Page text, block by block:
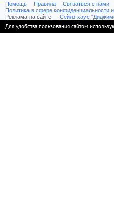
Помощь
Правила Связаться с нами
Политика в сфере конфиденциальности
Реклама на сайте:
Cейлз-хаус
Для удобства пользования сайтом